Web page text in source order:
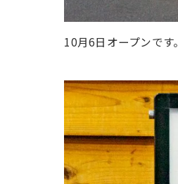
10月6日オープンです。